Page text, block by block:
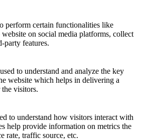
perform certain functionalities like
on social media platforms, collect
party features.
to understand and analyze the key
website which helps in delivering a
the visitors.
to understand how visitors interact with
help provide information on metrics the
rate, traffic source, etc.